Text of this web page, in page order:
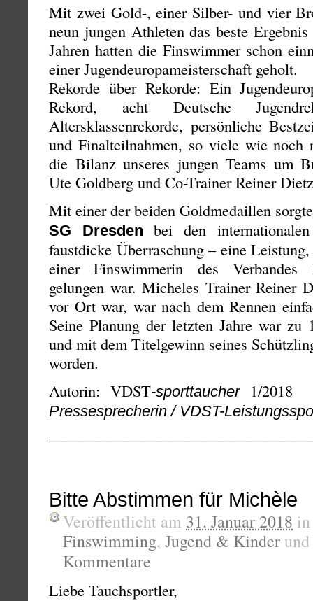
Mit zwei Gold-, einer Silber- und vier
neun jungen Athleten das beste
Jahren hatten die Finswimmer schon
einer Jugendeuropameisterschaft geholt.
Rekorde über Rekorde: Ein
Rekord, acht Deutsche
Altersklassenrekorde, persönliche
und Finalteilnahmen, so viele wie
die Bilanz unseres jungen Teams um
Ute Goldberg und Co-Trainer Reiner
Mit einer der beiden Goldmedaillen
SG Dresden
bei den
faustdicke Überraschung – eine
einer Finswimmerin des Verbandes
gelungen war. Micheles Trainer Reiner
vor Ort war, war nach dem Rennen
Seine Planung der letzten Jahre war zu
und mit dem Titelgewinn seines
worden.
Autorin: VDST-sporttaucher 1/
Pressesprecherin / VDST-
Bitte Abstimmen für Michèle
Veröffentlicht am 31. Januar 2018
Finswimming, Jugend & Kinder und
Kommentare
Liebe Tauchsportler,